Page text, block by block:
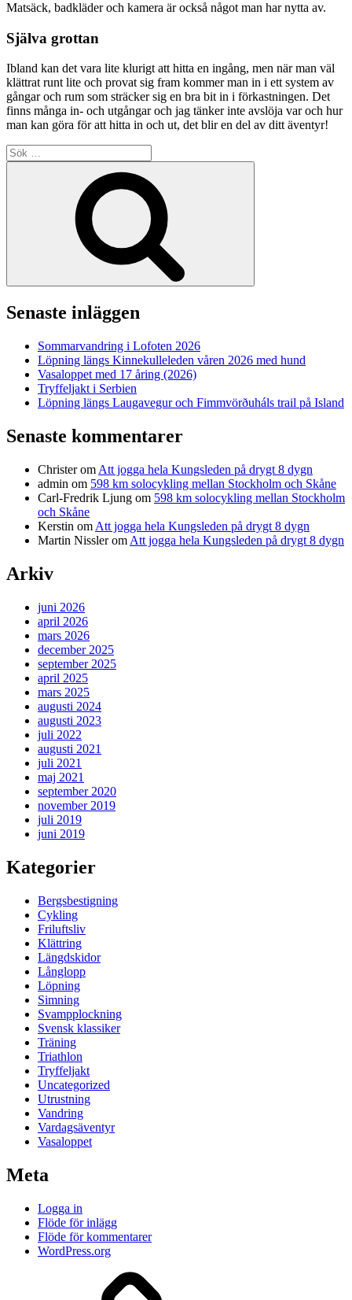
Matsäck, badkläder och kamera är också något man har nytta av.
Själva grottan
Ibland kan det vara lite klurigt att hitta en ingång, men när man väl
klättrat runt lite och provat sig fram kommer man in i ett system av
gångar och rum som sträcker sig en bra bit in i förkastningen. Det
finns många in- och utgångar och jag tänker inte avslöja var och hur
man kan göra för att hitta in och ut, det blir en del av ditt äventyr!
Sök
efter:
Senaste inläggen
Sommarvandring i Lofoten 2026
Löpning längs Kinnekulleleden våren 2026 med hund
Vasaloppet med 17 åring (2026)
Tryffeljakt i Serbien
Löpning längs Laugavegur och Fimmvörðuháls trail på Island
Senaste kommentarer
Christerom Att jogga hela Kungsleden på drygt 8 dygn
admin om 598 km solocykling mellan Stockholm och Skåne
Carl-Fredrik Ljung om 598 km solocykling mellan Stockholm
och Skåne
Kerstin om Att jogga hela Kungsleden på drygt 8 dygn
Martin Nisslerom Att jogga hela Kungsleden på drygt 8 dygn
Arkiv
juni 2026
april 2026
mars 2026
december 2025
september 2025
april 2025
mars 2025
augusti 2024
augusti 2023
juli 2022
augusti 2021
juli 2021
maj 2021
september 2020
november 2019
juli 2019
juni 2019
Kategorier
Bergsbestigning
Cykling
Friluftsliv
Klättring
Längdskidor
Långlopp
Löpning
Simning
Svampplockning
Svensk klassiker
Träning
Triathlon
Tryffeljakt
Uncategorized
Utrustning
Vandring
Vardagsäventyr
Vasaloppet
Meta
Logga in
Flöde för inlägg
Flöde för kommentarer
WordPress.org